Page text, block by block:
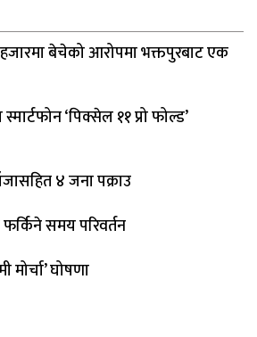
बेचेको आरोपमा भक्तपुरबाट एक
‘पिक्सेल ११ प्रो फोल्ड’
४ जना पक्राउ
समय परिवर्तन
घोषणा